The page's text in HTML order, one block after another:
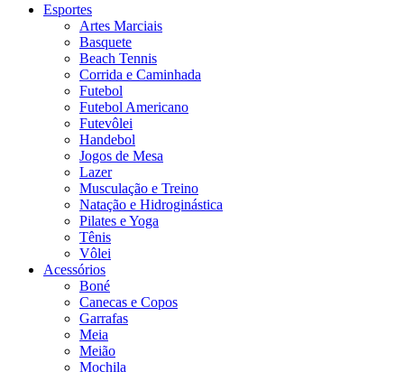
Esportes
Artes Marciais
Basquete
Beach Tennis
Corrida e Caminhada
Futebol
Futebol Americano
Futevôlei
Handebol
Jogos de Mesa
Lazer
Musculação e Treino
Natação e Hidroginástica
Pilates e Yoga
Tênis
Vôlei
Acessórios
Boné
Canecas e Copos
Garrafas
Meia
Meião
Mochila